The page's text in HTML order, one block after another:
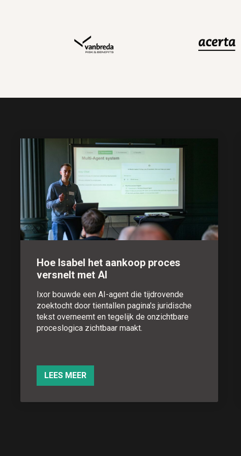
Hoe Isabel het aankoop proces
versnelt met AI
Ixor bouwde een AI-agent die tijdrovende
zoektocht door tientallen pagina's juridische
tekst overneemt en tegelijk de onzichtbare
proceslogica zichtbaar maakt.
LEES MEER